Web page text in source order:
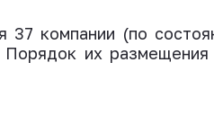
37 компании (по
их размещения